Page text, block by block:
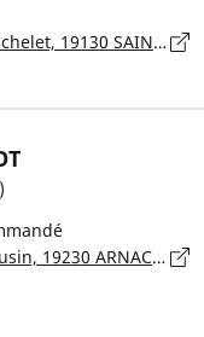
Avenue Edmond Michelet, 19130 SAINT-AULAIRE
14 Avenue du Limousin, 19230 ARNAC-POMPADOUR